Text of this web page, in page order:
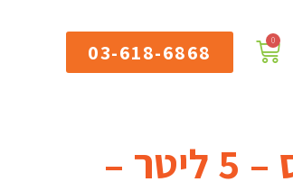
0
03-618-6868
מערכת גיהוץ איריס – 5 ליטר –